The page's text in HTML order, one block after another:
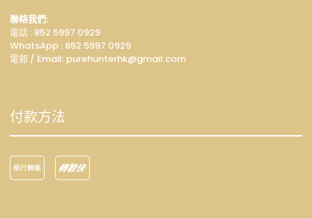
聯絡我們:
電話 : 852 5997 0929
WhatsApp : 852 5997 0929
電郵 / Email: purehunterhk@gmail.com
付款方法